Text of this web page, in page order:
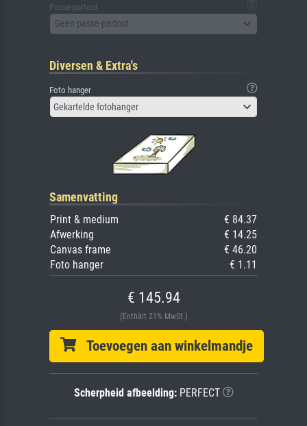
Passe-partout
Geen passe-partout
Diversen & Extra's
Foto hanger
Gekartelde fotohanger
Samenvatting
Print & medium
€ 84.37
Afwerking
€ 14.25
Canvas frame
€ 46.20
Foto hanger
€ 1.11
€ 145.94
(Enthält 21% MwSt.)
Toevoegen aan winkelmandje
Scherpheid afbeelding:PERFECT